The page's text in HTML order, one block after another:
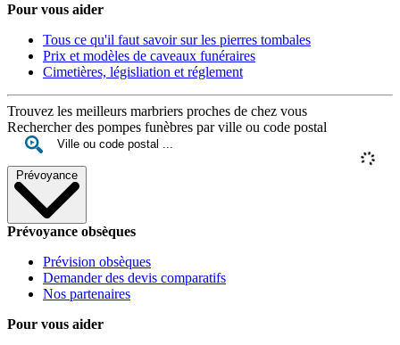
Pour vous aider
Tous ce qu'il faut savoir sur les pierres tombales
Prix et modèles de caveaux funéraires
Cimetières, législiation et réglement
Trouvez les meilleurs marbriers proches de chez vous
Rechercher des pompes funèbres par ville ou code postal
Prévoyance
Prévoyance obsèques
Prévision obsèques
Demander des devis comparatifs
Nos partenaires
Pour vous aider